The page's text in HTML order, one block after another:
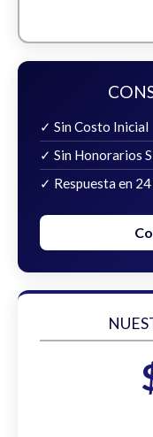
✓ Sin Costo Inicial
✓ Sin Honorarios
✓ Respuesta en